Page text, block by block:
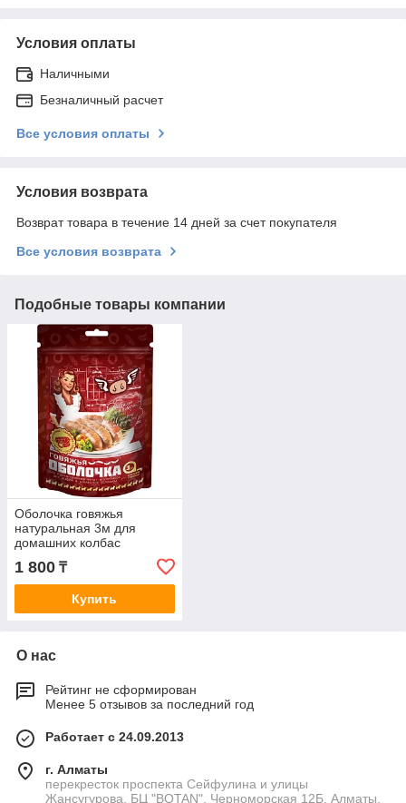
Условия оплаты
Наличными
Безналичный расчет
Все условия оплаты
Условия возврата
Возврат товара в течение 14 дней за счет покупателя
Все условия возврата
Подобные товары компании
Оболочка говяжья
натуральная 3м для
домашних колбас
1 800 ₸
Купить
О нас
Рейтинг не сформирован
Менее 5 отзывов за последний год
Работает с 24.09.2013
г. Алматы
перекресток проспекта Сейфулина и улицы
Жансугурова, БЦ "BOTAN", Черноморская 12Б, Алматы,